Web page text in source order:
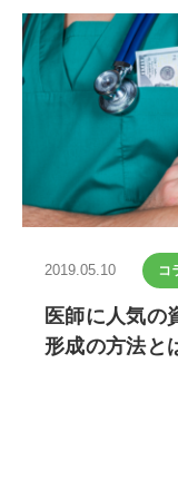
2019.05.10 コ
医師に人気の
形成の方法と